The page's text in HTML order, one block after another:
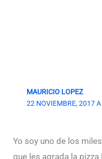
MAURICIO LOPEZ
22 NOVIEMBRE, 2017
Yo soy uno de los
que les agrada la